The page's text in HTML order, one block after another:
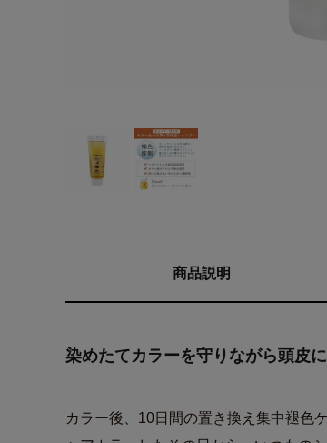
商品説明
染めたてカラーを守りながら頭皮
カラー後、10日間の置き換え集中褪色ケ